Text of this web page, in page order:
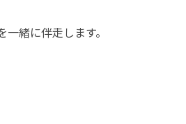
緒に伴走します。